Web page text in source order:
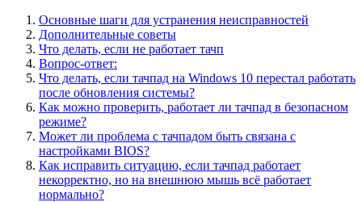
Основные шаги для устранения неисправностей
Дополнительные советы
Что делать, если не работает тачп
Вопрос-ответ:
Что делать, если тачпад на Windows 10 перестал работать
после обновления системы?
Как можно проверить, работает ли тачпад в безопасном
режиме?
Может ли проблема с тачпадом быть связана с
настройками BIOS?
Как исправить ситуацию, если тачпад работает
некорректно, но на внешнюю мышь всё работает
нормально?